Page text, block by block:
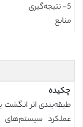
5- نتیجه‌گیری
منابع
چکیده
طبقه‌بندی اثر
عملکرد سیستم‌های